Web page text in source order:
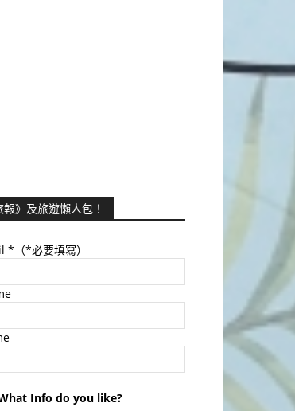
》及旅遊懶人包！
*（*必要填寫）
Info do you like?